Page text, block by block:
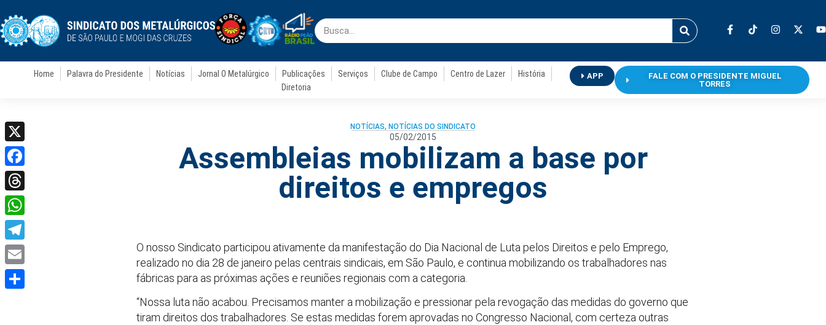
Home Palavra do Presidente Notícias Jornal O Metalúrgico Publicações Serviços Clube de Campo Centro de Lazer
História
Diretoria
APP
FALE COM O PRESIDENTE MIGUEL
TORRES
NOTÍCIAS, NOTÍCIAS DO SINDICATO
05/02/2015
Assembleias mobilizam a base por
direitos e empregos
O nosso Sindicato participou ativamente da manifestação do Dia Nacional de Luta pelos Direitos e pelo Emprego,
realizado no dia 28 de janeiro pelas centrais sindicais, em São Paulo, e continua mobilizando os trabalhadores nas
fábricas para as próximas ações e reuniões regionais com a categoria.
“Nossa luta não acabou. Precisamos manter a mobilização e pressionar pela revogação das medidas do governo que
tiram direitos dos trabalhadores. Se estas medidas forem aprovadas no Congresso Nacional, com certeza outras
X
Facebook
Threads
WhatsApp
Telegram
Email